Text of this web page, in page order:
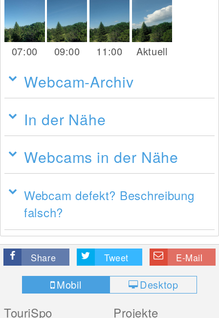
07:00 09:00 11:00 Aktuell
Webcam-Archiv
In der Nähe
Webcams in der Nähe
Webcam defekt? Beschreibung
falsch?
Share Tweet E-Mail
Mobil Desktop
TouriSpo Projekte